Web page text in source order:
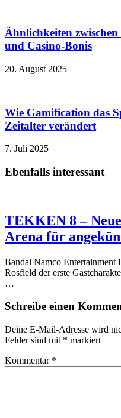
Ähnlichkeiten
und Casino‑Bonis
20. August 2025
Wie Gamification das
Zeitalter verändert
7. Juli 2025
Ebenfalls interessant
TEKKEN 8 –
Arena für
Bandai Namco Entertainment
Rosfield der erste
…
Schreibe einen
Deine E-Mail-Adresse wird
Felder sind mit * markiert
Kommentar *